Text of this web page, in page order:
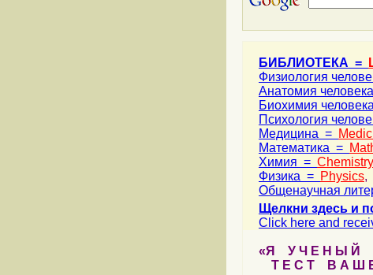
БИБЛИОТЕКА =
Физиология
Анатомия
Биохимия
Психология
Медицина =
Математика =
Химия = Chemistry
Физика = Physics,
Общенаучная
Щелкни здесь и
Click here and
«Я У Ч Е Н Ы Й
Т Е С Т В А Ш Е